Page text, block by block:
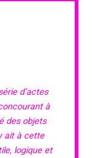
d’actes
à
des objets
ait à cette
logique et